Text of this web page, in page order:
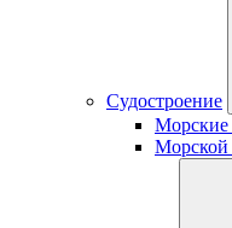
Судостроение
Морской